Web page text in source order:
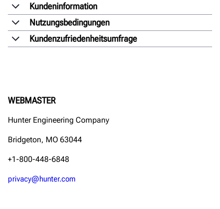
Kundeninformation
Nutzungsbedingungen
Kundenzufriedenheitsumfrage
WEBMASTER
Hunter Engineering Company
Bridgeton, MO 63044
+1-800-448-6848
privacy@hunter.com